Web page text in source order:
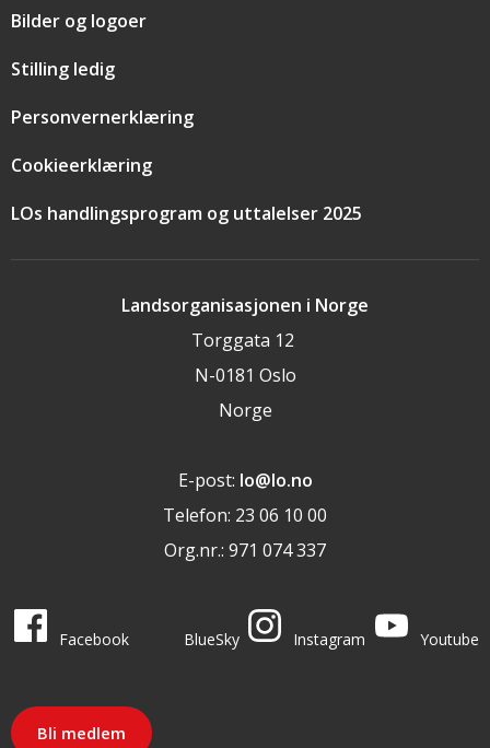
Landsorganisasjonen i Norge
Torggata 12
N-0181 Oslo
Norge
E-post: lo@lo.no
Telefon: 23 06 10 00
Org.nr.: 971 074 337
Bilder og logoer
Stilling ledig
Personvernerklæring
Cookieerklæring
LOs handlingsprogram og uttalelser 2025
LO i sosiale medier
Facebook
BlueSky
Instagram
Youtube
Bli medlem